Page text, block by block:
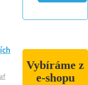
Vybíráme z
e-shopu